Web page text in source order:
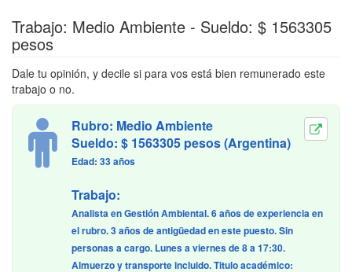
Trabajo: Medio Ambiente - Sueldo: $ 1563305
pesos
Dale tu opinión, y decile si para vos está bien remunerado este
trabajo o no.
Rubro: Medio Ambiente
Sueldo: $ 1563305 pesos (Argentina)
Edad: 33 años
Trabajo:
Analista en Gestión Ambiental. 6 años de experiencia en
el rubro. 3 años de antigüedad en este puesto. Sin
personas a cargo. Lunes a viernes de 8 a 17:30.
Almuerzo y transporte incluido. Titulo académico: